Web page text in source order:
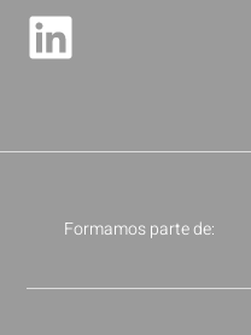
Formamos parte de: